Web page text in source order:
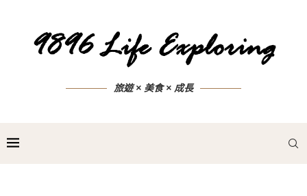
旅遊 × 美食 × 成長